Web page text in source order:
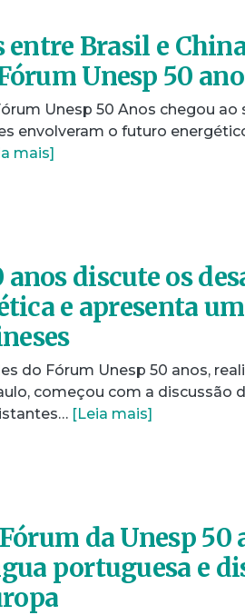
Brasil e
Unesp 50
Unesp 50 Anos chegou ao
envolveram o futuro
mais]
discute os
e apresenta
do Fórum Unesp 50 anos,
começou com a discussão
[Leia mais]
da Unesp 50
portuguesa e